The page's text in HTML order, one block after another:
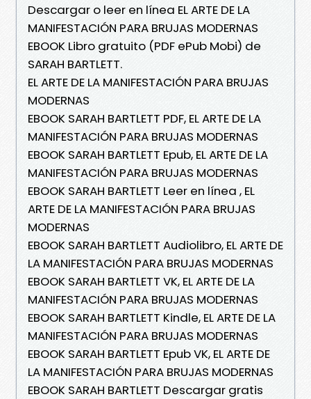
Descargar o leer en línea EL ARTE DE LA
MANIFESTACIÓN PARA BRUJAS MODERNAS
EBOOK Libro gratuito (PDF ePub Mobi) de
SARAH BARTLETT.
EL ARTE DE LA MANIFESTACIÓN PARA BRUJAS
MODERNAS
EBOOK SARAH BARTLETT PDF, EL ARTE DE LA
MANIFESTACIÓN PARA BRUJAS MODERNAS
EBOOK SARAH BARTLETT Epub, EL ARTE DE LA
MANIFESTACIÓN PARA BRUJAS MODERNAS
EBOOK SARAH BARTLETT Leer en línea , EL
ARTE DE LA MANIFESTACIÓN PARA BRUJAS
MODERNAS
EBOOK SARAH BARTLETT Audiolibro, EL ARTE DE
LA MANIFESTACIÓN PARA BRUJAS MODERNAS
EBOOK SARAH BARTLETT VK, EL ARTE DE LA
MANIFESTACIÓN PARA BRUJAS MODERNAS
EBOOK SARAH BARTLETT Kindle, EL ARTE DE LA
MANIFESTACIÓN PARA BRUJAS MODERNAS
EBOOK SARAH BARTLETT Epub VK, EL ARTE DE
LA MANIFESTACIÓN PARA BRUJAS MODERNAS
EBOOK SARAH BARTLETT Descargar gratis